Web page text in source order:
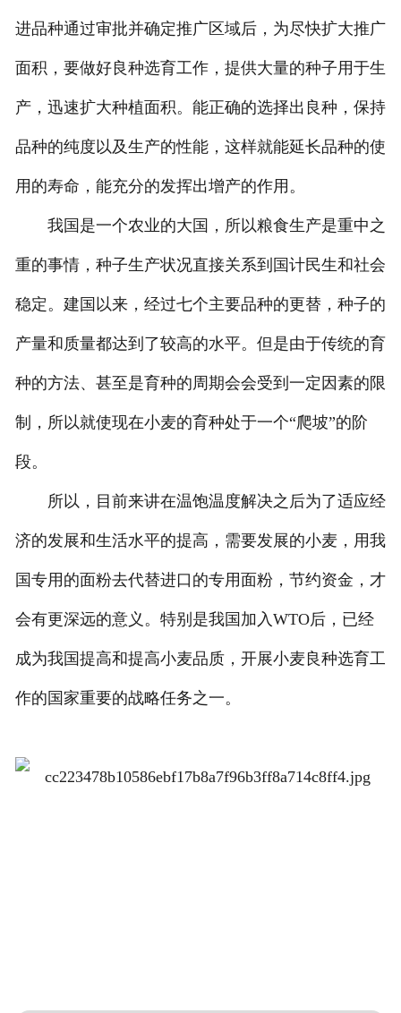
进品种通过审批并确定推广区域后，为尽快扩大推广
面积，要做好良种选育工作，提供大量的种子用于生
产，迅速扩大种植面积。能正确的选择出良种，保持
品种的纯度以及生产的性能，这样就能延长品种的使
用的寿命，能充分的发挥出增产的作用。
我国是一个农业的大国，所以粮食生产是重中之
重的事情，种子生产状况直接关系到国计民生和社会
稳定。建国以来，经过七个主要品种的更替，种子的
产量和质量都达到了较高的水平。但是由于传统的育
种的方法、甚至是育种的周期会会受到一定因素的限
制，所以就使现在小麦的育种处于一个“爬坡”的阶
段。
所以，目前来讲在温饱温度解决之后为了适应经
济的发展和生活水平的提高，需要发展的小麦，用我
国专用的面粉去代替进口的专用面粉，节约资金，才
会有更深远的意义。特别是我国加入WTO后，已经
成为我国提高和提高小麦品质，开展小麦良种选育工
作的国家重要的战略任务之一。